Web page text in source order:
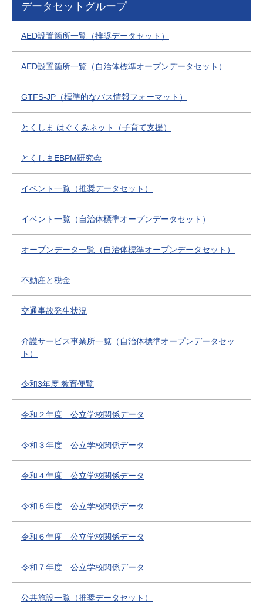
データセットグループ
AED設置箇所一覧（推奨データセット）
AED設置箇所一覧（自治体標準オープンデータセット）
GTFS-JP（標準的なバス情報フォーマット）
とくしま はぐくみネット（子育て支援）
とくしまEBPM研究会
イベント一覧（推奨データセット）
イベント一覧（自治体標準オープンデータセット）
オープンデータ一覧（自治体標準オープンデータセット）
不動産と税金
交通事故発生状況
介護サービス事業所一覧（自治体標準オープンデータセッ
ト）
令和3年度 教育便覧
令和２年度 公立学校関係データ
令和３年度 公立学校関係データ
令和４年度 公立学校関係データ
令和５年度 公立学校関係データ
令和６年度 公立学校関係データ
令和７年度 公立学校関係データ
公共施設一覧（推奨データセット）